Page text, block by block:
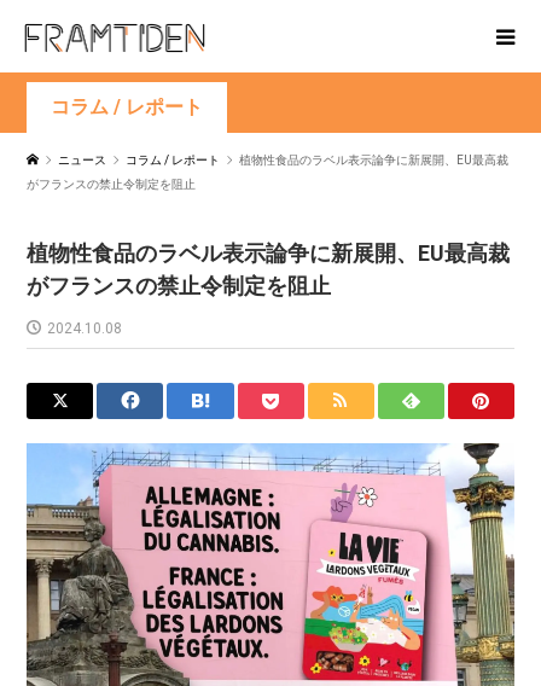
コラム / レポート
ニュース コラム / レポート
植物性食品のラベル表示論争に新展開、EU最高裁
がフランスの禁止令制定を阻止
植物性食品のラベル表示論争に新展開、EU最高裁
がフランスの禁止令制定を阻止
2024.10.08